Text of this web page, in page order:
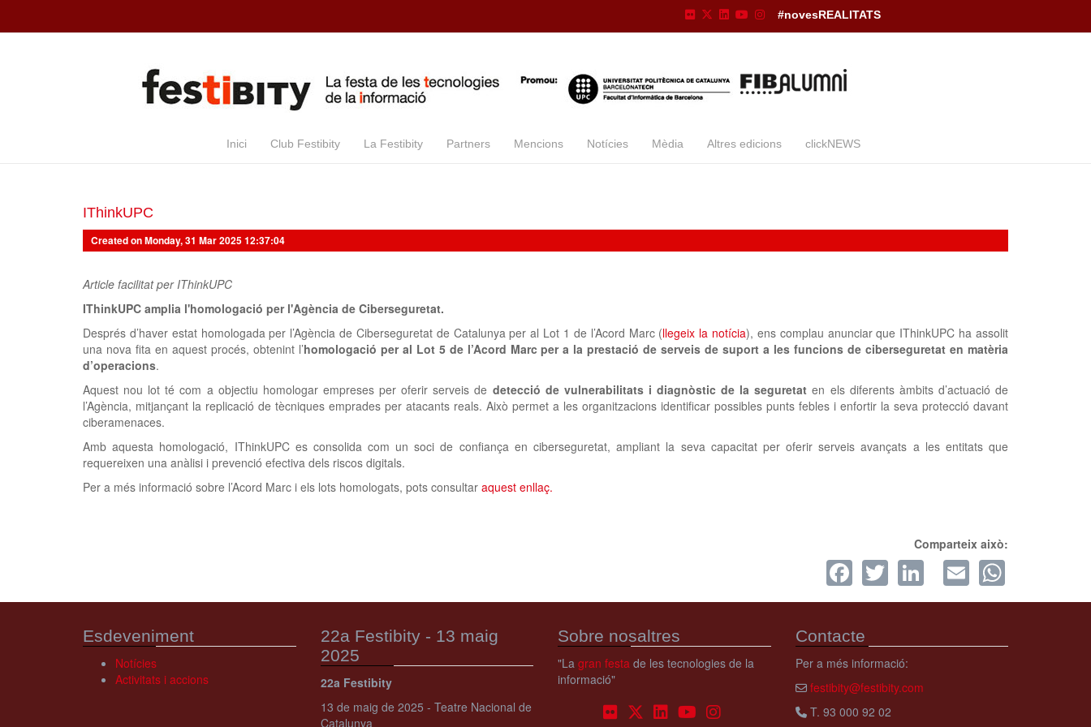
#novesREALITATS
Inici Club Festibity La Festibity Partners Mencions Notícies Mèdia Altres edicions clickNEWS
IThinkUPC
Created on Monday, 31 Mar 2025 12:37:04
Article facilitat per IThinkUPC
IThinkUPC amplia l'homologació per l'Agència de Ciberseguretat.​
Després d’haver estat homologada per l’Agència de Ciberseguretat de Catalunya per al Lot 1 de l’Acord Marc (llegeix la notícia), ens complau anunciar que IThinkUPC ha assolit
una nova fita en aquest procés, obtenint l’homologació per al Lot 5 de l’Acord Marc per a la prestació de serveis de suport a les funcions de ciberseguretat en matèria
d’operacions.
Aquest nou lot té com a objectiu homologar empreses per oferir serveis de detecció de vulnerabilitats i diagnòstic de la seguretat en els diferents àmbits d’actuació de
l’Agència, mitjançant la replicació de tècniques emprades per atacants reals. Això permet a les organitzacions identificar possibles punts febles i enfortir la seva protecció davant
ciberamenaces.
Amb aquesta homologació, IThinkUPC es consolida com un soci de confiança en ciberseguretat, ampliant la seva capacitat per oferir serveis avançats a les entitats que
requereixen una anàlisi i prevenció efectiva dels riscos digitals.
Per a més informació sobre l’Acord Marc i els lots homologats, pots consultar aquest enllaç.
Comparteix això:
Facebook
TwitterLinkedIn
Email
Esdeveniment
Notícies
Activitats i accions
22a Festibity - 13 maig
2025
22a Festibity
13 de maig de 2025 - Teatre Nacional de
Catalunya
Sobre nosaltres
"La gran festa de les tecnologies de la
informació"
Contacte
Per a més informació:
festibity@festibity.com
T. 93 000 92 02